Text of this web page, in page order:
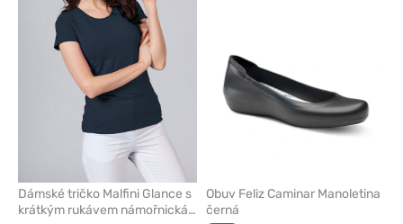
Dámské tričko Malfini Glance s
krátkým rukávem námořnická
Obuv Feliz Caminar Manoletina
černá